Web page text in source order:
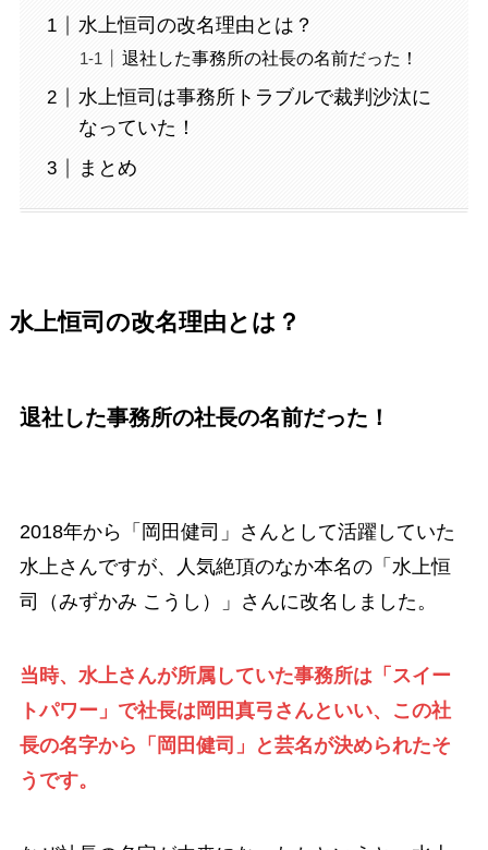
水上恒司の改名理由とは？
退社した事務所の社長の名前だった！
水上恒司は事務所トラブルで裁判沙汰に
なっていた！
まとめ
水上恒司の改名理由とは？
退社した事務所の社長の名前だった！
2018年から「岡田健司」さんとして活躍していた
水上さんですが、人気絶頂のなか本名の「水上恒
司（みずかみ こうし）」さんに改名しました。
当時、水上さんが所属していた事務所は「スイー
トパワー」で社長は岡田真弓さんといい、この社
長の名字から「岡田健司」と芸名が決められたそ
うです。